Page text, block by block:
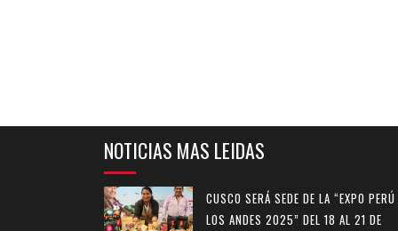
NOTICIAS MAS LEIDAS
CUSCO SERÁ SEDE DE LA “EXPO PERÚ
LOS ANDES 2025” DEL 18 AL 21 DE